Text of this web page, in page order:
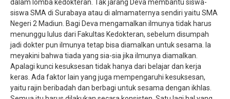
dalam lomba kedokteran. Tak jarang Deva membantu siswa-
siswa SMA di Surabaya atau di almamaternya sendiri yaitu SMA
Negeri 2 Madiun. Bagi Deva mengamalkan ilmunya tidak harus
menunggu lulus dari Fakultas Kedokteran, sebelum disumpah
jadi dokter pun ilmunya tetap bisa diamalkan untuk sesama. Ia
meyakini bahwa tiada yang sia-sia jika ilmunya diamalkan.
Apalagi kunci kesuksesan tidak hanya dari belajar dan kerja
keras. Ada faktor lain yang juga mempengaruhi kesuksesan,
yaitu rajin beribadah dan berbagi untuk sesama dengan ikhlas.